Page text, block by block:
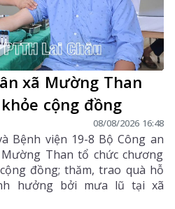
xã Mường Than
cộng đồng
08/08/2026 16:48
Bệnh viện 19-8 Bộ Công an
Than tổ chức chương
đồng; thăm, trao quà hỗ
hưởng bởi mưa lũ tại xã